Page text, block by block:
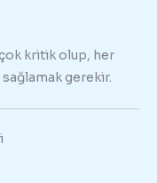
çok kritik olup, her
sağlamak gerekir.